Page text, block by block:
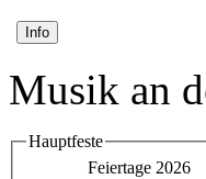
Info
Musik an
Hauptfeste
Feiertage 2026